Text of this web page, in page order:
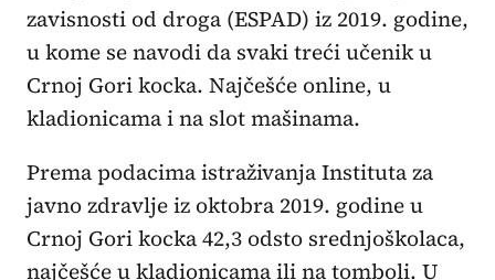
zavisnosti od droga (ESPAD) iz 2019. godine,
u kome se navodi da svaki treći učenik u
Crnoj Gori kocka. Najčešće online, u
kladionicama i na slot mašinama.
Prema podacima istraživanja Instituta za
javno zdravlje iz oktobra 2019. godine u
Crnoj Gori kocka 42,3 odsto srednjoškolaca,
najčešće u kladionicama ili na tomboli. U